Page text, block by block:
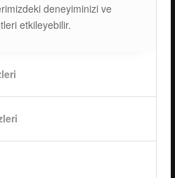
deneyiminizi ve
etkileyebilir.